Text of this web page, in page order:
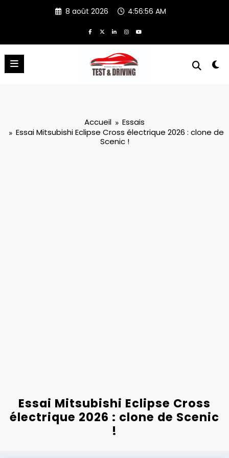
8 août 2026 4:56:56 AM
Accueil
Essais
Essai Mitsubishi Eclipse Cross électrique 2026 : clone de
Scenic !
Essai Mitsubishi Eclipse Cross
électrique 2026 : clone de Scenic
!